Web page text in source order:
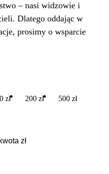
– nasi widzowie i
Dlatego oddając w
prosimy o wsparcie
zł 200 zł 500 zł